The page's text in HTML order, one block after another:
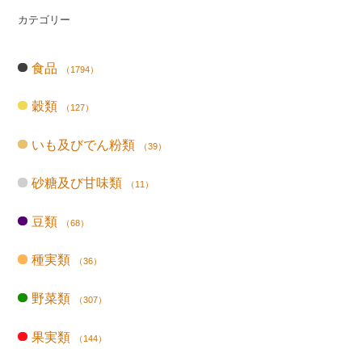
カテゴリー
食品 （1794）
穀類 （127）
いも及びでん粉類 （39）
砂糖及び甘味類 （11）
豆類 （68）
種実類 （36）
野菜類 （307）
果実類 （144）